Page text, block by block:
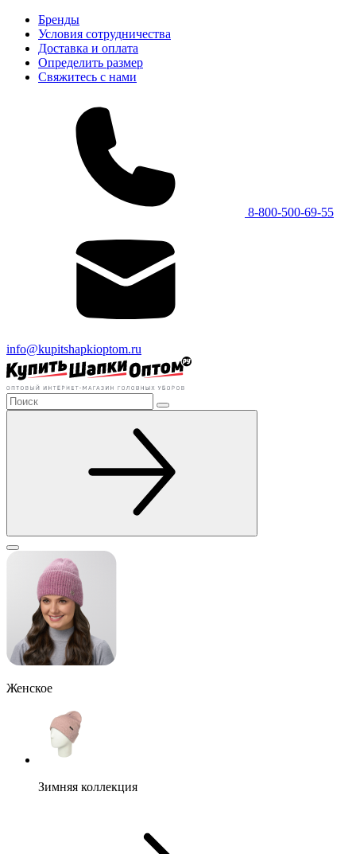
Бренды
Условия сотрудничества
Доставка и оплата
Определить размер
Свяжитесь с нами
8-800-500-69-55
info@kupitshapkioptom.ru
Женское
Зимняя коллекция